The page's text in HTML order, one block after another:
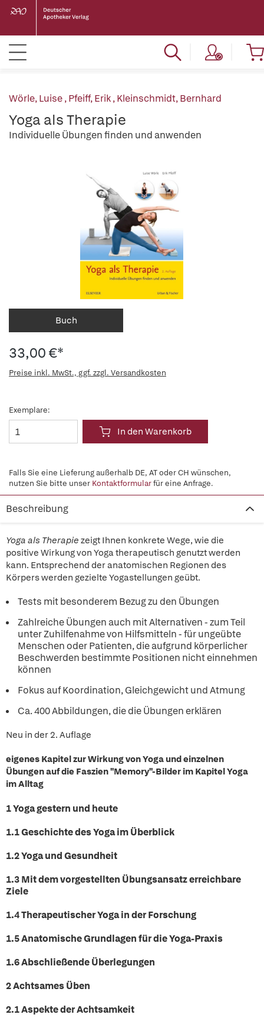
Wörle, Luise,Pfeiff, Erik,Kleinschmidt, Bernhard
Yoga als Therapie
Individuelle Übungen finden und anwenden
Buch
33,00 €*
Preise inkl. MwSt., ggf. zzgl. Versandkosten
Exemplare:
In den Warenkorb
Falls Sie eine Lieferung außerhalb DE, AT oder CH wünschen,
nutzen Sie bitte unser Kontaktformularfür eine Anfrage.
Beschreibung
Yoga als Therapie zeigt Ihnen konkrete Wege, wie die
positive Wirkung von Yoga therapeutisch genutzt werden
kann. Entsprechend der anatomischen Regionen des
Körpers werden gezielte Yogastellungen geübt.
Tests mit besonderem Bezug zu den Übungen
Zahlreiche Übungen auch mit Alternativen - zum Teil
unter Zuhilfenahme von Hilfsmitteln - für ungeübte
Menschen oder Patienten, die aufgrund körperlicher
Beschwerden bestimmte Positionen nicht einnehmen
können
Fokus auf Koordination, Gleichgewicht und Atmung
Ca. 400 Abbildungen, die die Übungen erklären
Neu in der 2. Auflage
eigenes Kapitel zur Wirkung von Yoga und einzelnen
Übungen auf die Faszien ''Memory''-Bilder im Kapitel Yoga
im Alltag
1 Yoga gestern und heute
1.1 Geschichte des Yoga im Überblick
1.2 Yoga und Gesundheit
1.3 Mit dem vorgestellten Übungsansatz erreichbare
Ziele
1.4 Therapeutischer Yoga in der Forschung
1.5 Anatomische Grundlagen für die Yoga-Praxis
1.6 Abschließende Überlegungen
2 Achtsames Üben
2.1 Aspekte der Achtsamkeit